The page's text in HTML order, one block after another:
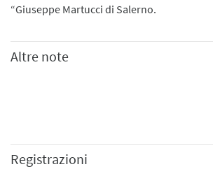
“Giuseppe Martucci di Salerno.
Altre note
Registrazioni